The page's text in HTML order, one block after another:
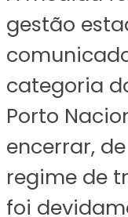
gestão
categoria
Porto
encerrar,
regime de
foi